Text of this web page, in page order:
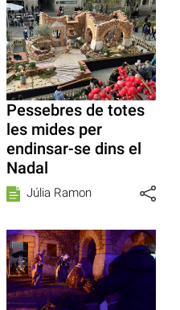
Pessebres de totes
les mides per
endinsar-se dins el
Nadal
Júlia Ramon